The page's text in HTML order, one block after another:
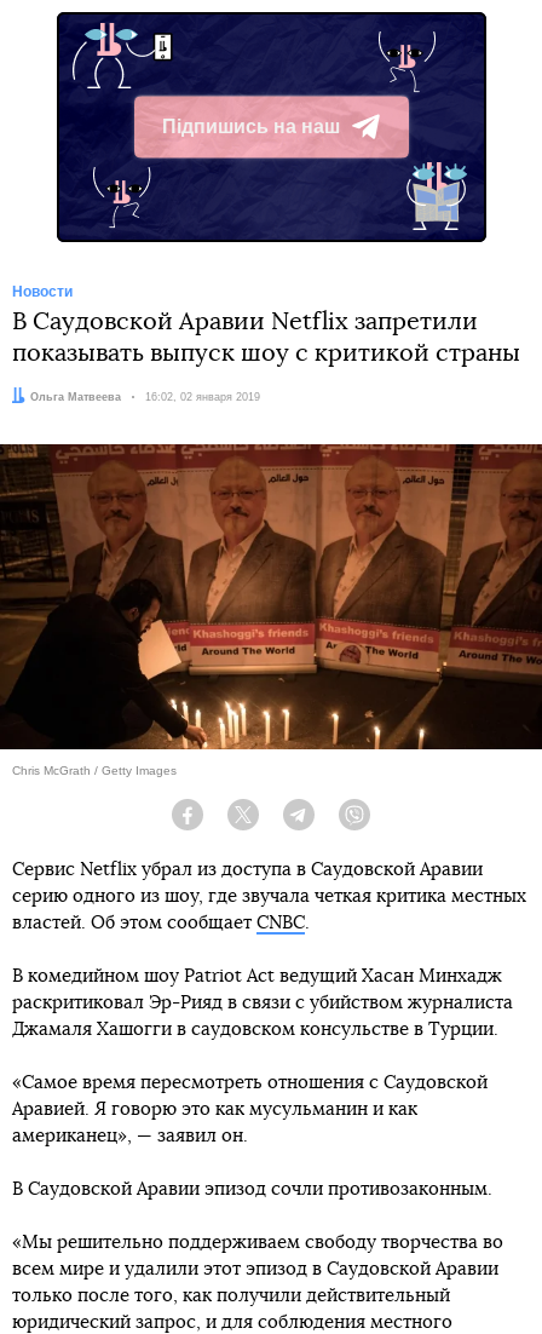
Підпишись на наш
Telegram
Новости
В Саудовской Аравии Netflix запретили
показывать выпуск шоу с критикой страны
Автор:
Ольга Матвеева Дата:
16:02, 02 января 2019
Chris McGrath / Getty Images
Facebook Twitter Telegram
Сервис Netflix убрал из доступа в Саудовской Аравии
серию одного из шоу, где звучала четкая критика местных
властей. Об этом сообщает CNBC.
В комедийном шоу Patriot Act ведущий Хасан Минхадж
раскритиковал Эр-Рияд в связи с убийством журналиста
Джамаля Хашогги в саудовском консульстве в Турции.
«Самое время пересмотреть отношения с Саудовской
Аравией. Я говорю это как мусульманин и как
американец», — заявил он.
В Саудовской Аравии эпизод сочли противозаконным.
«Мы решительно поддерживаем свободу творчества во
всем мире и удалили этот эпизод в Саудовской Аравии
только после того, как получили действительный
юридический запрос, и для соблюдения местного